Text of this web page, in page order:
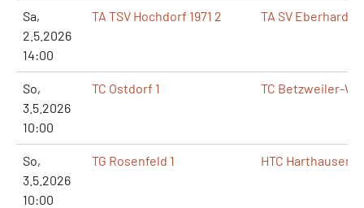
Sa,
2.5.2026
14:00
TA TSV Hochdorf 1971 2 TA SV
So,
3.5.2026
10:00
TC Ostdorf 1 TC Betzweiler-
So,
3.5.2026
10:00
TG Rosenfeld 1 HTC Harthausen